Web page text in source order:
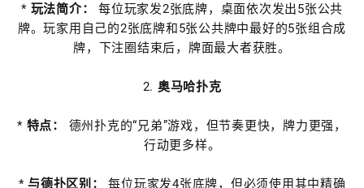
* 玩法简介：
每位玩家发2张底牌，桌面依次发出5张公共
牌。玩家用自己的2张底牌和5张公共牌中最好的5张组合成
牌，下注圈结束后，牌面最大者获胜。
2. 奥马哈扑克
* 特点：
德州扑克的“兄弟”游戏，但节奏更快，牌力更强，
行动更多样。
* 与德扑区别：
每位玩家发4张底牌，但必须使用其中精确